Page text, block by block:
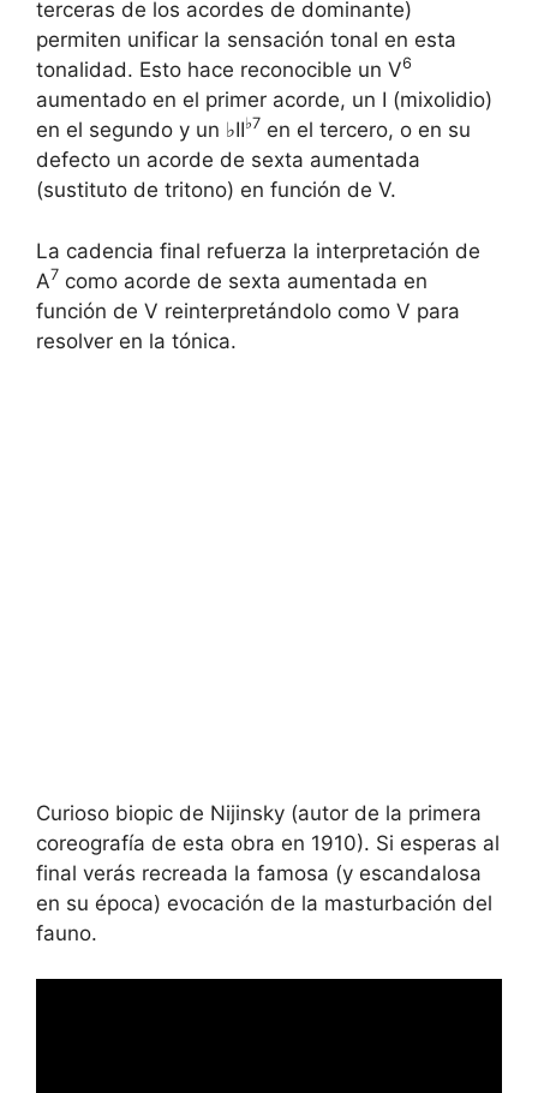
terceras de los acordes de dominante)
permiten unificar la sensación tonal en esta
tonalidad. Esto hace reconocible un V6
aumentado en el primer acorde, un I (mixolidio)
en el segundo y un ♭II♭7 en el tercero, o en su
defecto un acorde de sexta aumentada
(sustituto de tritono) en función de V.
La cadencia final refuerza la interpretación de
A7 como acorde de sexta aumentada en
función de V reinterpretándolo como V para
resolver en la tónica.
Curioso biopic de Nijinsky (autor de la primera
coreografía de esta obra en 1910). Si esperas al
final verás recreada la famosa (y escandalosa
en su época) evocación de la masturbación del
fauno.